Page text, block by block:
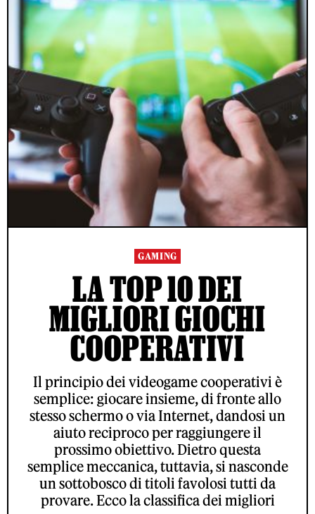
GAMING
LA TOP 10 DEI
MIGLIORI GIOCHI
COOPERATIVI
Il principio dei videogame cooperativi è
semplice: giocare insieme, di fronte allo
stesso schermo o via Internet, dandosi un
aiuto reciproco per raggiungere il
prossimo obiettivo. Dietro questa
semplice meccanica, tuttavia, si nasconde
un sottobosco di titoli favolosi tutti da
provare. Ecco la classifica dei migliori